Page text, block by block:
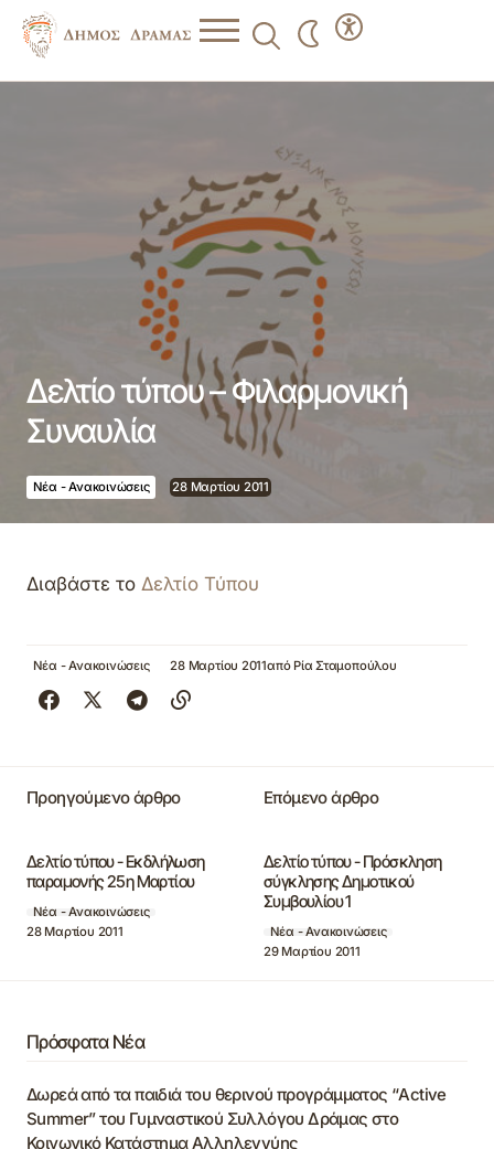
Δελτίο τύπου – Φιλαρμονική
Συναυλία
Νέα - Ανακοινώσεις 28 Μαρτίου 2011
Διαβάστε το Δελτίο Τύπου
Νέα - Ανακοινώσεις 28 Μαρτίου 2011από Ρία Σταμοπούλου
Προηγούμενο άρθρο
Δελτίο τύπου - Εκδλήλωση
παραμονής 25η Μαρτίου
Νέα - Ανακοινώσεις
28 Μαρτίου 2011
Επόμενο άρθρο
Δελτίο τύπου - Πρόσκληση
σύγκλησης Δημοτικού
Συμβουλίου 1
Νέα - Ανακοινώσεις
29 Μαρτίου 2011
Πρόσφατα Νέα
Δωρεά από τα παιδιά του θερινού προγράμματος “Active
Summer” του Γυμναστικού Συλλόγου Δράμας στο
Κοινωνικό Κατάστημα Αλληλεγγύης